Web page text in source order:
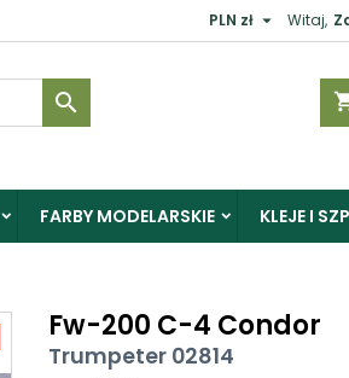
Witaj,
PLN zł 

FARBY MODELARSKIE KLEJE I
Fw-200 C-4 Condor
Trumpeter 02814